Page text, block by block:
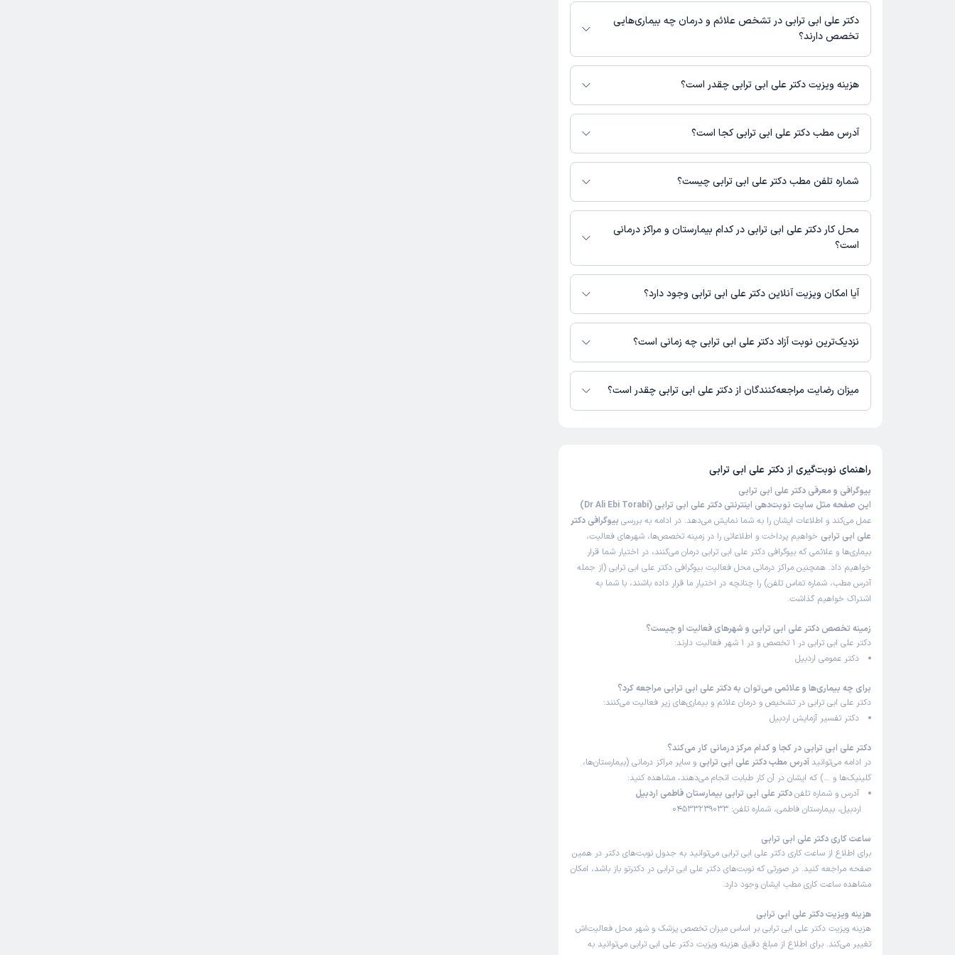
نوبت‌گیری ممکن است در پروفایل ایشان در دکترتو در دسترس باشد
عمومی
دکتر علی ابی ترابی در تشخص علائم و درمان چه بیماری‌هایی
تخصص دارند؟
دکتر علی ابی ترابی در تشخیص علائم و درمان بیماری‌های مرتبط با عمومی فعالیت
می‌کنند.
هزینه ویزیت دکتر علی ابی ترابی چقدر است؟
برای اطلاع از هزینه ویزیت دکتر علی ابی ترابی، لازم است با مطب تماس بگیرید.
آدرس مطب دکتر علی ابی ترابی کجا است؟
دکتر علی ابی ترابی 1 مطب فعال دارند. آدرس مطب‌های دکتر علی ابی ترابی به شرح زیر
است.شماره تلفن مطب دکتر علی ابی ترابی چیست؟
بیمارستان فاطمی : 04533239033
محل کار دکتر علی ابی ترابی در کدام بیمارستان و مراکز درمانی
است؟
اطلاعاتی درباره محل فعالیت دکتر علی ابی ترابی در مراکز درمانی در دسترس نیست.
آیا امکان ویزیت آنلاین دکتر علی ابی ترابی وجود دارد؟
در حال حاضر اطلاعاتی درباره ارائه ویزیت آنلاین توسط دکتر علی ابی ترابی در دسترس
نیست. برای دریافت اطلاعات دقیق‌تر، لطفاً با مطب تماس بگیرید.
نزدیک‌ترین نوبت آزاد دکتر علی ابی ترابی چه زمانی است؟
دکتر علی ابی ترابی از روز شنبه 17 مرداد 1405 بیمار جدید می‌پذیرند.
میزان رضایت مراجعه‌کنندگان از دکتر علی ابی ترابی چقدر است؟
راهنمای نوبت‌گیری از دکتر علی ابی ترابی
بیوگرافی و معرفی دکتر علی ابی ترابی
این صفحه مثل سایت نوبت‌دهی اینترنتی دکتر علی ابی ترابی (Dr Ali Ebi Torabi)
عمل می‌کند و اطلاعات ایشان را به شما نمایش می‌دهد. در ادامه به بررسی بیوگرافی دکتر
علی ابی ترابی خواهیم پرداخت و اطلاعاتی را در زمینه تخصص‌ها، شهرهای فعالیت،
بیماری‌ها و علائمی که بیوگرافی دکتر علی ابی ترابی درمان می‌کنند، در اختیار شما قرار
خواهیم داد. همچنین مراکز درمانی محل فعالیت بیوگرافی دکتر علی ابی ترابی (از جمله
آدرس مطب، شماره تماس تلفن) را چنانچه در اختیار ما قرار داده باشند، با شما به
اشتراک خواهیم گذاشت.
زمینه تخصص دکتر علی ابی ترابی و شهرهای فعالیت او چیست؟
دکتر علی ابی ترابی در 1 تخصص و در 1 شهر فعالیت دارند:
دکتر عمومی اردبیل
برای چه بیماری‌ها و علائمی می‌توان به دکتر علی ابی ترابی مراجعه کرد؟
دکتر علی ابی ترابی در تشخیص و درمان علائم و بیماری‌های زیر فعالیت می‌کنند:
دکتر تفسیر آزمایش اردبیل
دکتر علی ابی ترابی در کجا و کدام مرکز درمانی کار می‌کند؟
در ادامه می‌توانید آدرس مطب دکتر علی ابی ترابی و سایر مراکز درمانی (بیمارستان‌ها،
کلینیک‌ها و …) که ایشان در آن کار طبابت انجام می‌دهند، مشاهده کنید:
آدرس و شماره تلفندکتر علی ابی ترابی بیمارستان فاطمی اردبیل
اردبیل، بیمارستان فاطمی، شماره تلفن: 04533239033
ساعت کاری دکتر علی ابی ترابی
برای اطلاع از ساعت کاری دکتر علی ابی ترابی می‌توانید به جدول نوبت‌های دکتر در همین
صفحه مراجعه کنید. در صورتی که نوبت‌های دکتر علی ابی ترابی در دکترتو باز باشد، امکان
مشاهده ساعت کاری مطب ایشان وجود دارد.
هزینه ویزیت دکتر علی ابی ترابی
هزینه ویزیت دکتر علی ابی ترابی بر اساس میزان تخصص پزشک و شهر محل فعالیت‌اش
تغییر می‌کند. برای اطلاع از مبلغ دقیق هزینه ویزیت دکتر علی ابی ترابی می‌توانید به